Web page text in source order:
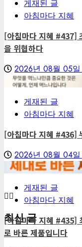
최신 글
게재된 글
아침마다 지혜
[아침마다 지혜 #437]
을 위협하다
2026년 08월 05일
게재된 글
아침마다 지혜
[아침마다 지혜 #436]
2026년 08월 04일
게재된 글
아침마다 지혜
[아침마다 지혜 #435]
로 바른 제품입니다